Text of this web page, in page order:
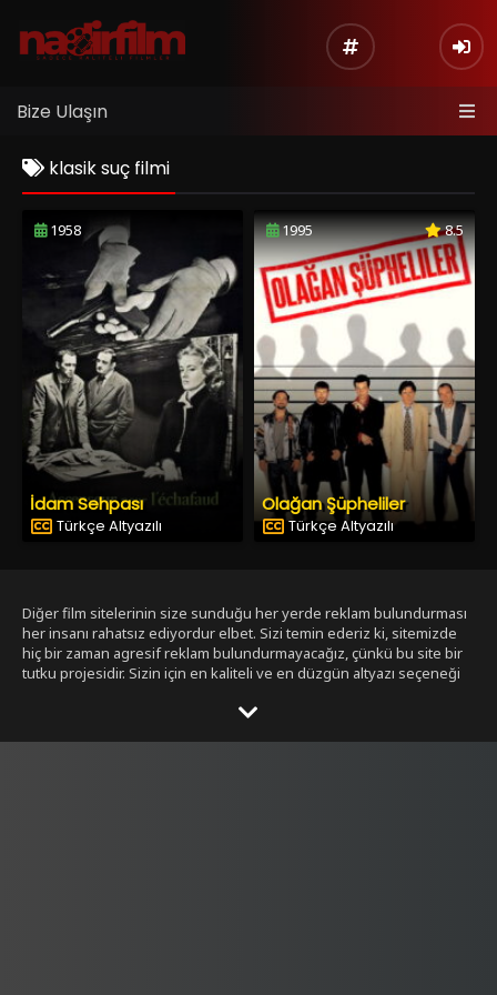
Bize Ulaşın
klasik suç filmi
1958
İdam Sehpası
Türkçe Altyazılı
1995 8.5
Olağan Şüpheliler
Türkçe Altyazılı
Diğer film sitelerinin size sunduğu her yerde reklam bulundurması
her insanı rahatsız ediyordur elbet. Sizi temin ederiz ki, sitemizde
hiç bir zaman agresif reklam bulundurmayacağız, çünkü bu site bir
tutku projesidir. Sizin için en kaliteli ve en düzgün altyazı seçeneği